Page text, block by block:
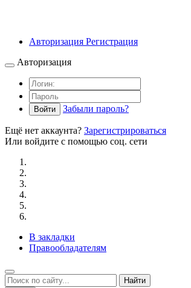
Авторизация Регистрация
Авторизация
Войти Забыли пароль?
Ещё нет аккаунта? Зарегистрироваться
Или войдите с помощью соц. сети
В закладки
Правообладателям
Найти